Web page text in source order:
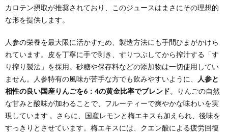
カロテン摂取が推奨されており、このジュースはまさにその理想的
な形を提供します。
人参の栄養を最大限に活かすため、製造方法にも手間ひまがかけら
れています。皮を丁寧に手で剥き、すりつぶしてから搾汁する「す
り搾り製法」を採用。砂糖や保存料などの添加物は一切使用してい
ません。人参特有の風味が苦手な方でも飲みやすいように、
人参と
相性の良い国産りんごを6：4の黄金比率でブレンド。りんごの自然
な甘みと酸味が加わることで、フルーティーで爽やかな味わいを実
現しています 。さらに、国産レモンと梅エキスも加えられ、後味を
すっきりとさせています。梅エキスには、クエン酸による疲労回復